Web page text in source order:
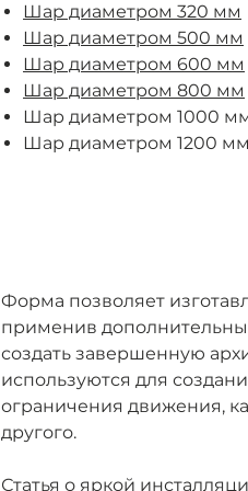
Шар диаметром 320 мм
Шар диаметром 500 мм
Шар диаметром 600 мм
Шар диаметром 800 мм
Шар диаметром 1000
Шар диаметром 1200
Форма позволяет
применив
создать завершенную
используются для
ограничения движения,
другого.
Статья о яркой